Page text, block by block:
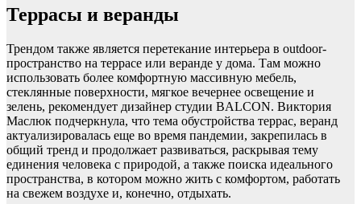
Террасы и веранды
Трендом также является перетекание интерьера в outdoor-
пространство на террасе или веранде у дома. Там можно
использовать более комфортную массивную мебель,
стеклянные поверхности, мягкое вечернее освещение и
зелень, рекомендует дизайнер студии BALCON. Виктория
Маслюк подчеркнула, что тема обустройства террас, веранд
актуализировалась еще во время пандемии, закрепилась в
общий тренд и продолжает развиваться, раскрывая тему
единения человека с природой, а также поиска идеального
пространства, в котором можно жить с комфортом, работать
на свежем воздухе и, конечно, отдыхать.